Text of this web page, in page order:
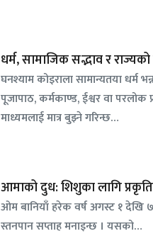
धर्म, सामाजिक सद्भाव र राज्यको
घनश्याम कोइराला सामान्यतया धर्म
पूजापाठ, कर्मकाण्ड, ईश्वर वा परलोक
माध्यमलाई मात्र बुझ्ने गरिन्छ…
आमाको दुध: शिशुका लागि
ओम बानियाँ हरेक वर्ष अगस्ट १ देखि
स्तनपान सप्ताह मनाइन्छ । यसको…